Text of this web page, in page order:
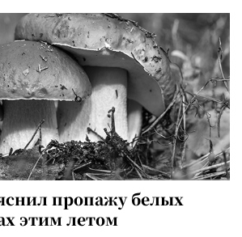
пропажу белых
этим летом